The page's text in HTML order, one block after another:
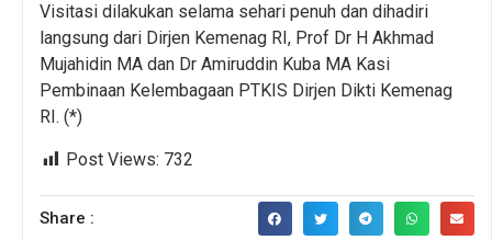
Visitasi dilakukan selama sehari penuh dan dihadiri
langsung dari Dirjen Kemenag RI, Prof Dr H Akhmad
Mujahidin MA dan Dr Amiruddin Kuba MA Kasi
Pembinaan Kelembagaan PTKIS Dirjen Dikti Kemenag
RI. (*)
Post Views: 732
Share :